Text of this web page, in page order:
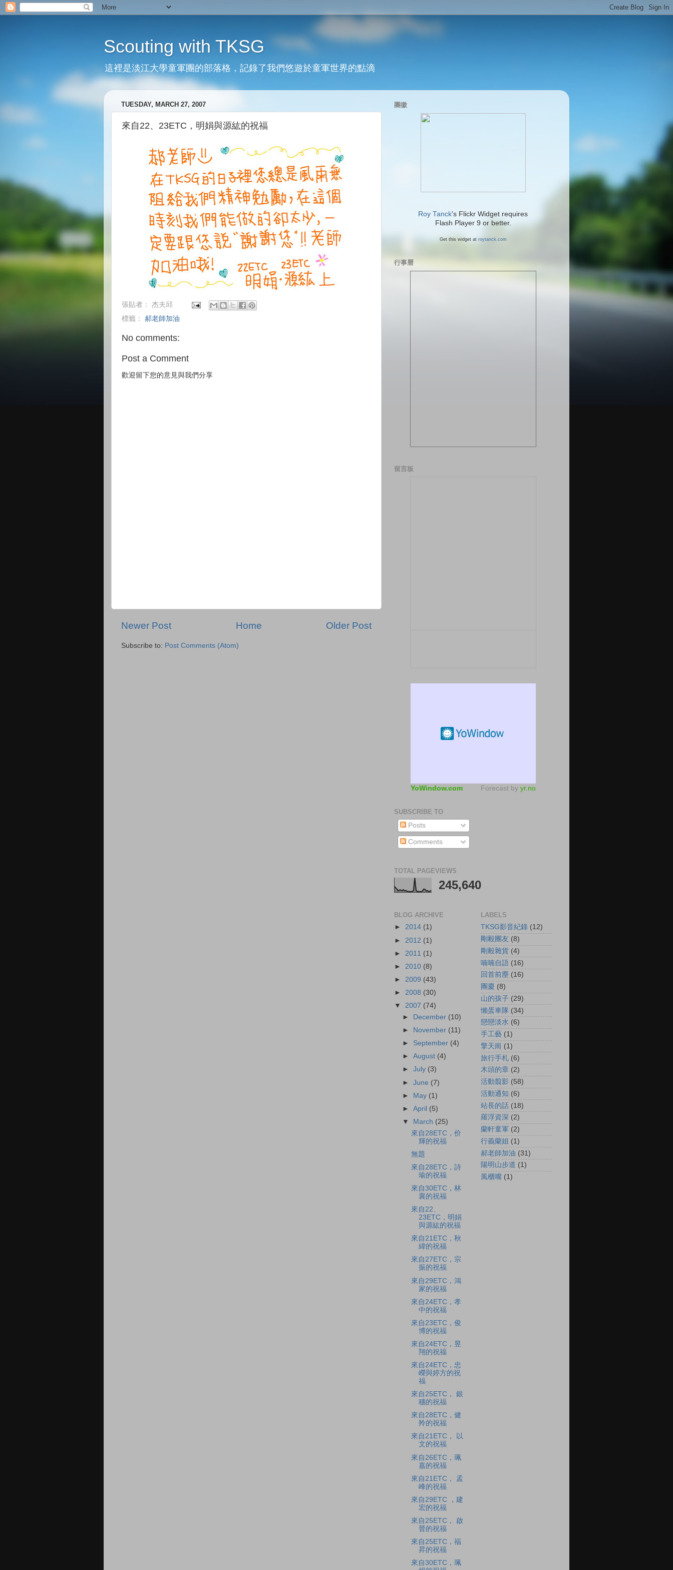
Scouting with TKSG
這裡是淡江大學童軍團的部落格，記錄了我們悠遊於童軍世界的點滴
TUESDAY, MARCH 27, 2007
來自22、23ETC，明娟與源紘的祝福
張貼者： 杰夫邱
標籤： 郝老師加油
No comments:
Post a Comment
歡迎留下您的意見與我們分享
Newer Post Older Post
Home
Subscribe to: Post Comments (Atom)
團徽
Roy Tanck's Flickr Widget requires
Flash Player 9 or better.
Get this widget at roytanck.com
行事曆
留言板
YoWindow.com Forecast by yr.no
SUBSCRIBE TO
Posts
Comments
TOTAL PAGEVIEWS
245,640
BLOG ARCHIVE
► 2014 (1)
► 2012 (1)
► 2011 (1)
► 2010 (8)
► 2009 (43)
► 2008 (30)
▼ 2007 (74)
►
December (10)
►
November (11)
► September (4)
►August (4)
►July (3)
►June (7)
► May (1)
►April (5)
▼
March (25)
來自28ETC，价
輝的祝福
無題
來自28ETC，詩
瑜的祝福
來自30ETC，林
襄的祝福
來自22、
23ETC，明娟
與源紘的祝福
來自21ETC，秋
緯的祝福
來自27ETC，宗
振的祝福
來自29ETC，鴻
家的祝福
來自24ETC，孝
中的祝福
來自23ETC，俊
博的祝福
來自24ETC，昱
翔的祝福
來自24ETC，忠
嶸與婷方的祝
福
來自25ETC， 銀
穗的祝福
來自28ETC，健
羚的祝福
來自21ETC， 以
文的祝福
來自26ETC，珮
嘉的祝福
來自21ETC， 孟
峰的祝福
來自29ETC ，建
宏的祝福
來自25ETC， 啟
晉的祝福
來自25ETC，福
昇的祝福
來自30ETC，珮
LABELS
TKSG影音紀錄 (12)
剛毅團友 (8)
剛毅雜貨 (4)
喃喃自語 (16)
回首前塵 (16)
團慶 (8)
山的孩子 (29)
懶蛋車隊 (34)
戀戀淡水 (6)
手工藝 (1)
擎天崗 (1)
旅行手札 (6)
木頭的章 (2)
活動翦影 (58)
活動通知 (6)
站長的話 (18)
羅浮資深 (2)
蘭軒童軍 (2)
行義蘭姐 (1)
郝老師加油 (31)
陽明山步道 (1)
風櫃嘴 (1)